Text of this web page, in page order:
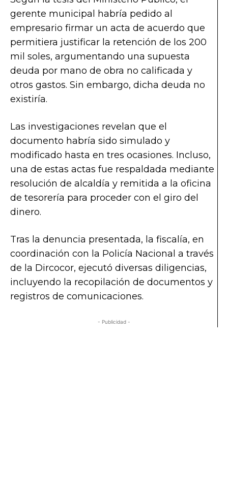
gerente municipal habría pedido al
empresario firmar un acta de acuerdo que
permitiera justificar la retención de los 200
mil soles, argumentando una supuesta
deuda por mano de obra no calificada y
otros gastos. Sin embargo, dicha deuda no
existiría.
Las investigaciones revelan que el
documento habría sido simulado y
modificado hasta en tres ocasiones. Incluso,
una de estas actas fue respaldada mediante
resolución de alcaldía y remitida a la oficina
de tesorería para proceder con el giro del
dinero.
Tras la denuncia presentada, la fiscalía, en
coordinación con la Policía Nacional a través
de la Dircocor, ejecutó diversas diligencias,
incluyendo la recopilación de documentos y
registros de comunicaciones.
- Publicidad -